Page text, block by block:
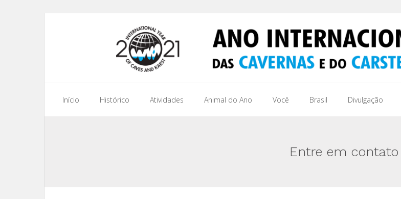
Início Histórico Atividades Animal do Ano Você Brasil Divulgação
Entre em contato